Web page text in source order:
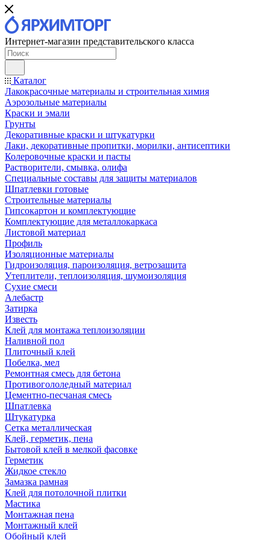
Интернет-магазин представительского класса
Каталог
Лакокрасочные материалы и строительная химия
Аэрозольные материалы
Краски и эмали
Грунты
Декоративные краски и штукатурки
Лаки, декоративные пропитки, морилки, антисептики
Колеровочные краски и пасты
Растворители, смывка, олифа
Специальные составы для защиты материалов
Шпатлевки готовые
Строительные материалы
Гипсокартон и комплектующие
Комплектующие для металлокаркаса
Листовой материал
Профиль
Изоляционные материалы
Гидроизоляция, пароизоляция, ветрозащита
Утеплители, теплоизоляция, шумоизоляция
Сухие смеси
Алебастр
Затирка
Известь
Клей для монтажа теплоизоляции
Наливной пол
Плиточный клей
Побелка, мел
Ремонтная смесь для бетона
Противогололедный материал
Цементно-песчаная смесь
Шпатлевка
Штукатурка
Сетка металлическая
Клей, герметик, пена
Бытовой клей в мелкой фасовке
Герметик
Жидкое стекло
Замазка рамная
Клей для потолочной плитки
Мастика
Монтажная пена
Монтажный клей
Обойный клей